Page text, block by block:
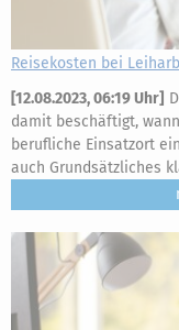
Reisekosten bei
[12.08.2023, 06:19 Uhr]
damit beschäftigt,
berufliche Einsatzort
auch Grundsätzliches